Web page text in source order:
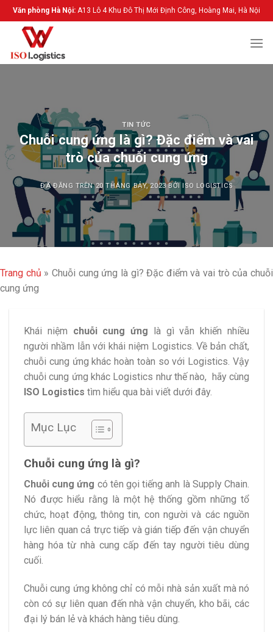
Chuyển
đến
dung
Văn phòng Hà Nội: A13 Lô 4 Khu Đô Thị Mới Định Công, Hoàng Mai, Hà Nội
TIN TỨC
Chuỗi cung ứng là gì? Đặc điểm và vai
trò của chuỗi cung ứng
ĐÃ ĐĂNG TRÊN20 THÁNG BẢY, 2023 BỞI ISO LOGISTICS
Trang chủ » Chuỗi cung ứng là gì? Đặc điểm và vai trò của chuỗi
cung ứng
Khái niệm chuỗi cung ứng là gì vẫn khiến nhiều
người nhầm lẫn với khái niệm Logistics. Về bản chất,
chuỗi cung ứng khác hoàn toàn so với Logistics. Vậy
chuỗi cung ứng khác Logistics như thế nào, hãy cùng
ISO Logistics tìm hiểu qua bài viết dưới đây.
Mục Lục
Chuỗi cung ứng là gì?
Chuỗi cung ứng có tên gọi tiếng anh là Supply Chain.
Nó được hiểu rằng là một hệ thống gồm những tổ
chức, hoạt động, thông tin, con người và các nguồn
lực liên quan cả trực tiếp và gián tiếp đến vận chuyển
hàng hóa từ nhà cung cấp đến tay người tiêu dùng
cuối.
Chuỗi cung ứng không chỉ có mỗi nhà sản xuất mà nó
còn có sự liên quan đến nhà vận chuyển, kho bãi, các
đại lý bán lẻ và khách hàng tiêu dùng.